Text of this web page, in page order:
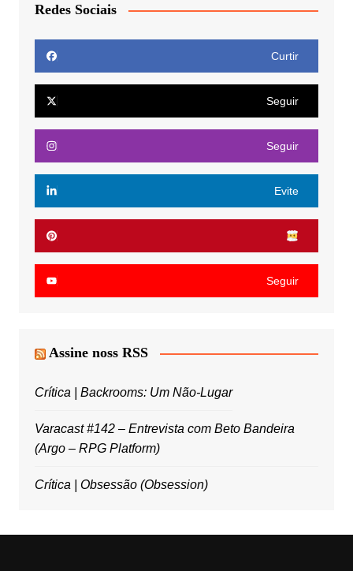
Redes Sociais
Curtir
Seguir
Seguir
Evite
Seguir
Assine noss RSS
Crítica | Backrooms: Um Não-Lugar
Varacast #142 – Entrevista com Beto Bandeira
(Argo – RPG Platform)
Crítica | Obsessão (Obsession)